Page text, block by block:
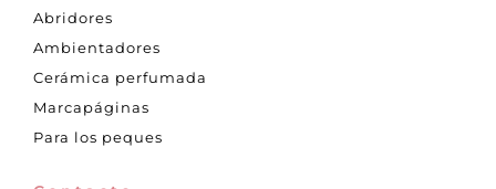
Abridores
Ambientadores
Cerámica perfumada
Marcapáginas
Para los peques